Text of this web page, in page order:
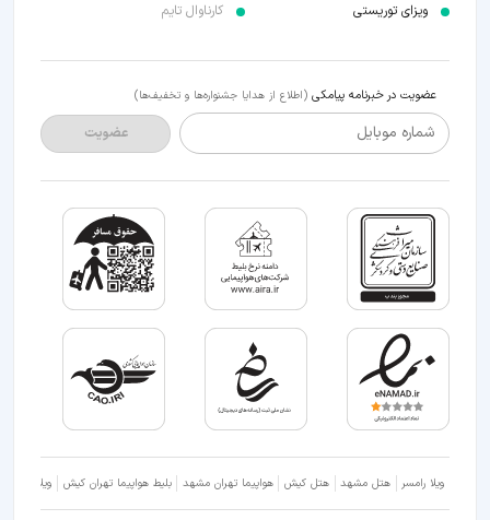
ویزای توریستی
کارناوال تایم
عضویت در خبرنامه پیامکی (اطلاع از هدایا جشنواره‌ها و تخفیف‌ها)
شماره موبایل عضویت
ویلا رامسر هتل مشهد هتل کیش هواپیما تهران مشهد بلیط هواپیما تهران کیش ویلا شمال